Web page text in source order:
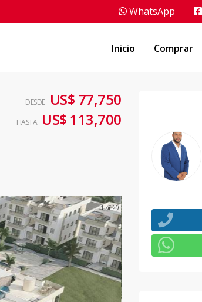
WhatsApp
Inicio Comprar
DESDE US$ 77,750
HASTA US$ 113,700
1 of 29